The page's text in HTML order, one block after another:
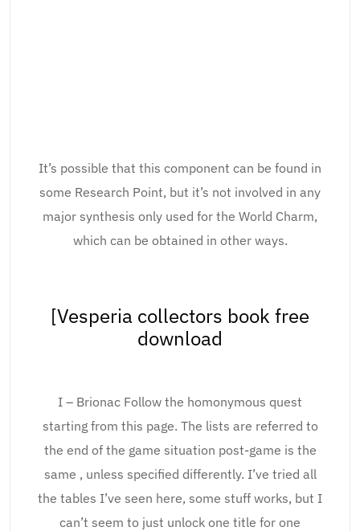
It’s possible that this component can be found in
some Research Point, but it’s not involved in any
major synthesis only used for the World Charm,
which can be obtained in other ways.
[Vesperia collectors book free
download
I – Brionac Follow the homonymous quest
starting from this page. The lists are referred to
the end of the game situation post-game is the
same , unless specified differently. I’ve tried all
the tables I’ve seen here, some stuff works, but I
can’t seem to just unlock one title for one